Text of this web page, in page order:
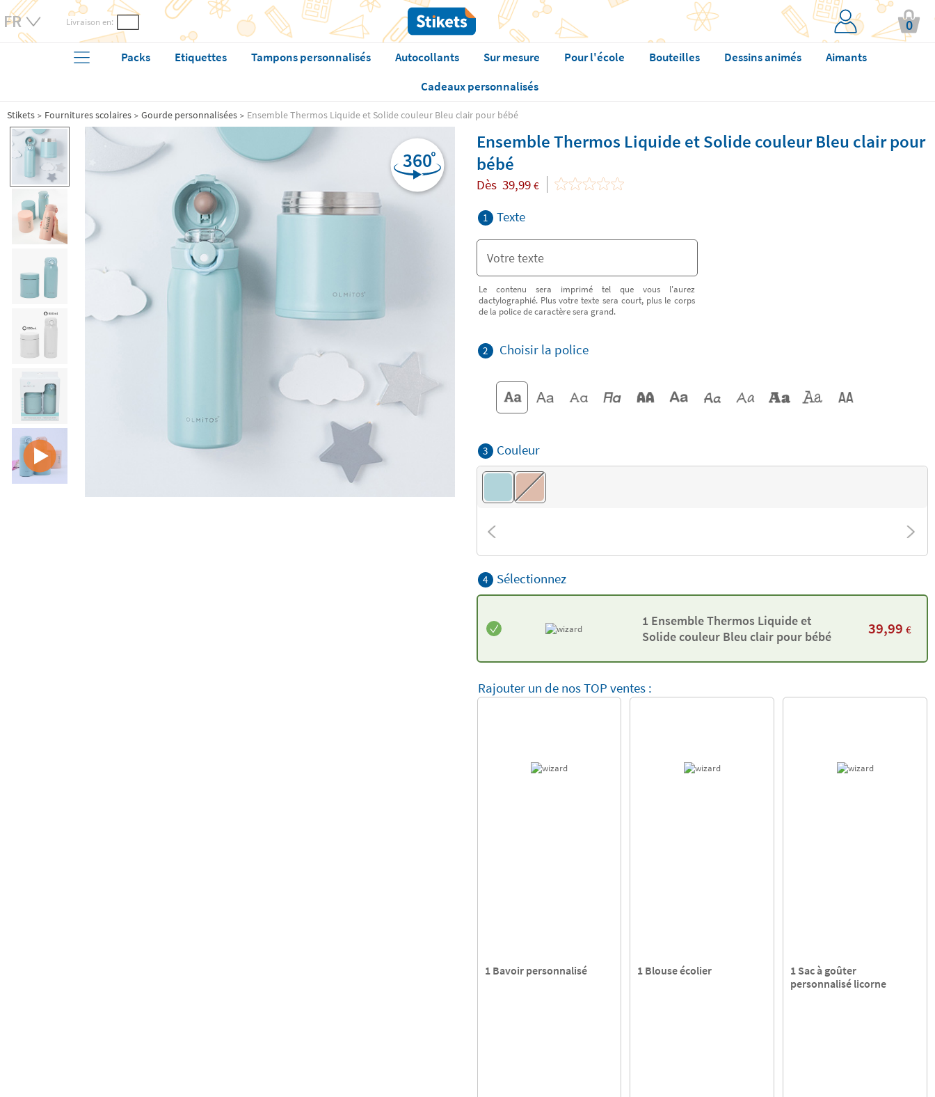
Livraison en: 0
Packs Etiquettes Tampons personnalisés Autocollants Sur mesure Pour l'école Bouteilles Dessins animés
Aimants
Cadeaux personnalisés
Stikets Fournitures scolaires Gourde personnalisées Ensemble Thermos Liquide et Solide couleur Bleu clair pour bébé
Ensemble Thermos Liquide et Solide couleur Bleu clair pour
bébé
Dès 39,99 €
1 Texte
Le contenu sera imprimé tel que vous l'aurez
dactylographié. Plus votre texte sera court, plus le corps
de la police de caractère sera grand.
2 Choisir la police
3 Couleur
4 Sélectionnez
1 Ensemble Thermos Liquide et
Solide couleur Bleu clair pour bébé
39,99 €
Rajouter un de nos TOP ventes :
1 Bavoir personnalisé 1 Blouse écolier
1 Sac à goûter
personnalisé licorne